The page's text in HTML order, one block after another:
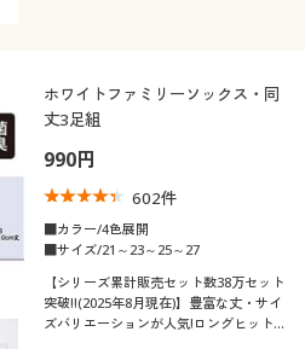
ホワイトファミリーソックス・同
丈3足組
990円
602件
■カラー/4色展開
■サイズ/21～23～25～27
【シリーズ累計販売セット数38万セット
突破!!(2025年8月現在)】豊富な丈・サイ
ズバリエーションが人気!ロングヒット